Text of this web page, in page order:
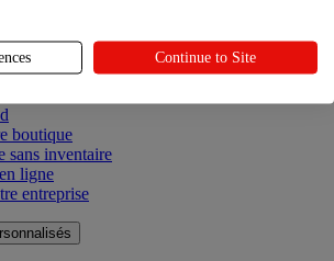
boutique
sans inventaire
ligne
entreprise
Continue to Site